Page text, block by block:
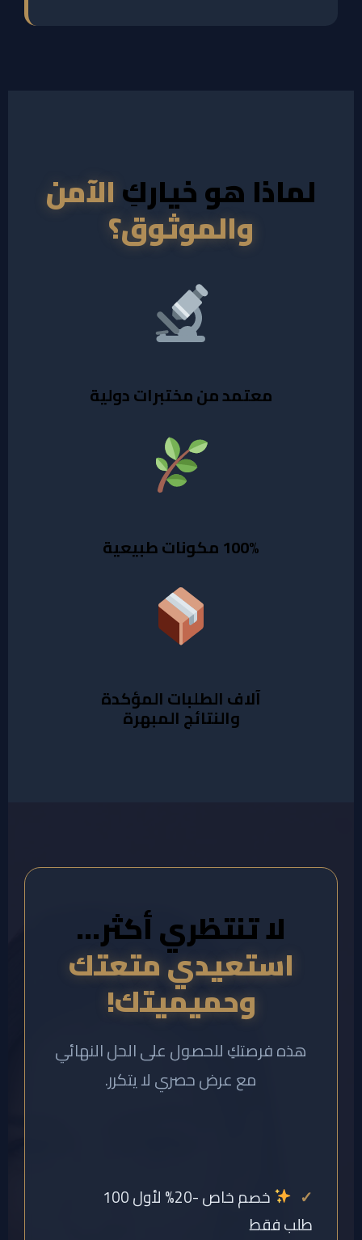
لماذا هو خياركِالآمن
والموثوق؟
معتمد من مختبرات دولية
100% مكونات طبيعية
آلاف الطلبات المؤكدة
والنتائج المبهرة
لا تنتظري أكثر…
استعيدي متعتك
وحميميتك!
هذه فرصتكِ للحصول على الحل النهائي
مع عرض حصري لا يتكرر.
خصم خاص -20% لأول 100
طلب فقط